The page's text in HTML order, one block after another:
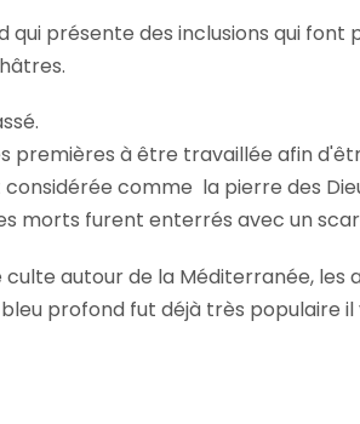
présente des inclusions qui
premières à être travaillée afin
comme la pierre des
morts furent enterrés avec un
culte autour de la Méditerranée,
profond fut déjà très populaire il